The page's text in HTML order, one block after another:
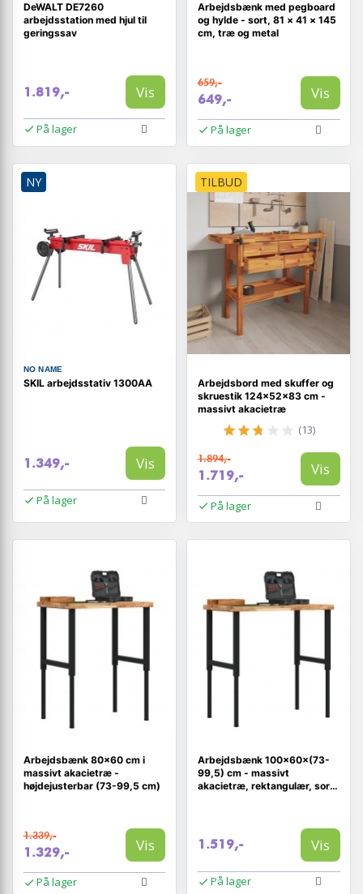
DeWALT DE7260
arbejdsstation med hjul til
geringssav
1.819,- Vis
På lager
Arbejdsbænk med pegboard
og hylde - sort, 81 × 41 × 145
cm, træ og metal
659,-
649,- Vis
På lager
NY
NO NAME
SKIL arbejdsstativ 1300AA
1.349,- Vis
På lager
TILBUD
Arbejdsbord med skuffer og
skruestik 124×52×83 cm -
massivt akacietræ
(13)
1.894,-
1.719,- Vis
På lager
Arbejdsbænk 80×60 cm i
massivt akacietræ -
højdejusterbar (73-99,5 cm)
1.339,-
1.329,- Vis
På lager
Arbejdsbænk 100×60×(73-
99,5) cm - massivt
akacietræ, rektangulær, sort
1.519,- Vis
På lager